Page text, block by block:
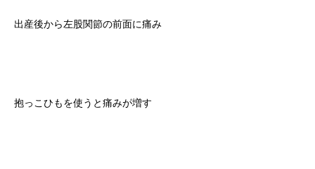
出産後から左股関節の前面に痛み
抱っこひもを使うと痛みが増す